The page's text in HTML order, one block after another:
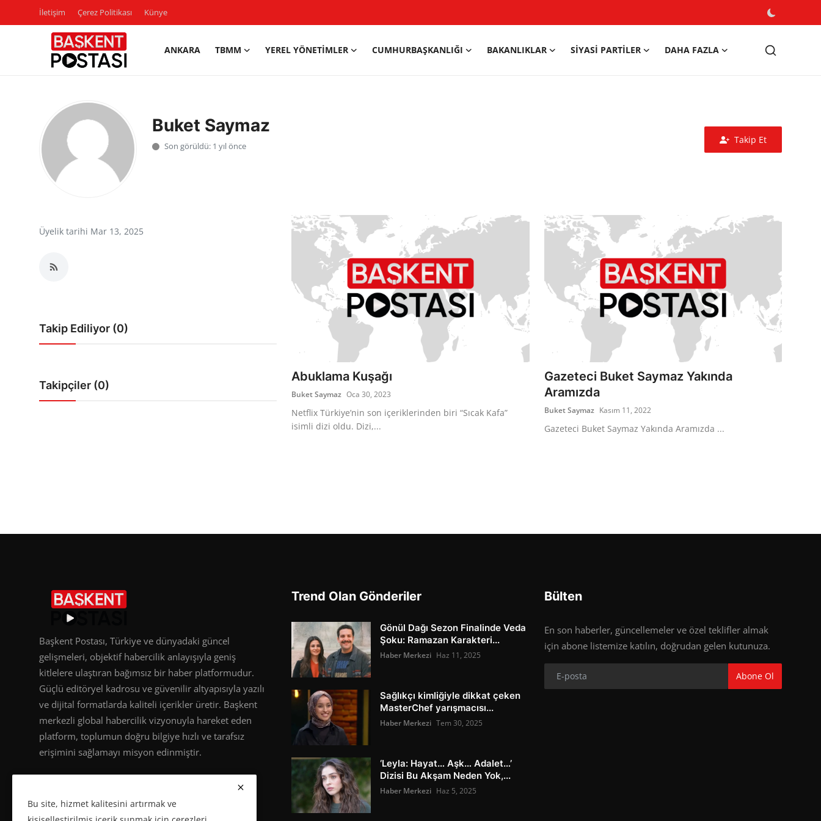
İletişim Çerez Politikası Künye
ANKARA TBMM YEREL YÖNETIMLER CUMHURBAŞKANLIĞI BAKANLIKLAR SIYASI PARTILER DAHA FAZLA
Çerez Politikası
Yerel Yönetimler
Mülki İdare
Toplum ve Yaşam
Buket Saymaz
Son görüldü: 1 yıl önce
Takip Et
Üyelik tarihi Mar 13, 2025
Takip Ediliyor (0)
Takipçiler (0)
Abuklama Kuşağı
Buket Saymaz Oca 30, 2023
Netflix Türkiye’nin son içeriklerinden biri “Sıcak Kafa”
isimli dizi oldu. Dizi,...
Gazeteci Buket Saymaz Yakında
Aramızda
Buket Saymaz Kasım 11, 2022
Gazeteci Buket Saymaz Yakında Aramızda ...
Başkent Postası, Türkiye ve dünyadaki güncel
gelişmeleri, objektif habercilik anlayışıyla geniş
kitlelere ulaştıran bağımsız bir haber platformudur.
Güçlü editöryel kadrosu ve güvenilir altyapısıyla yazılı
ve dijital formatlarda kaliteli içerikler üretir. Başkent
merkezli global habercilik vizyonuyla hareket eden
platform, toplumun doğru bilgiye hızlı ve tarafsız
erişimini sağlamayı misyon edinmiştir.
Trend Olan Gönderiler
Gönül Dağı Sezon Finalinde Veda
Şoku: Ramazan Karakteri...
Haber Merkezi Haz 11, 2025
Sağlıkçı kimliğiyle dikkat çeken
MasterChef yarışmacısı...
Haber Merkezi Tem 30, 2025
‘Leyla: Hayat… Aşk… Adalet…’
Dizisi Bu Akşam Neden Yok,...
Haber Merkezi Haz 5, 2025
Bülten
En son haberler, güncellemeler ve özel teklifler almak
için abone listemize katılın, doğrudan gelen kutunuza.
Abone Ol
Bu site, hizmet kalitesini artırmak ve